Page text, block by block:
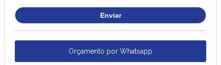
Orçamento por Whatsapp